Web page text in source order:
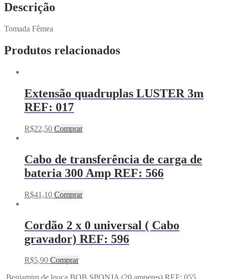
Descrição
Tomada Fêmea
Produtos relacionados
Extensão quadruplas LUSTER 3m
REF: 017
R$22,50 Comprar
Cabo de transferência de carga de
bateria 300 Amp REF: 566
R$41,10 Comprar
Cordão 2 x 0 universal ( Cabo
gravador) REF: 596
R$5,90 Comprar